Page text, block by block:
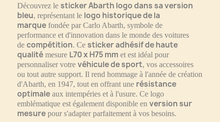
Découvrez le sticker Abarth logo dans sa version
bleu, représentant le logo historique de la
marque fondée par Carlo Abarth, symbole de
performance et d'innovation dans le monde des voitures
de compétition. Ce sticker adhésif de haute
qualité mesure L70 x H75 mm et est idéal pour
personnaliser votre véhicule de sport, vos accessoires
ou tout autre support. Il rend hommage à l'année de création
d'Abarth, en 1947, tout en offrant une résistance
optimale aux intempéries et à l'usure. Ce logo
emblématique est également disponible en version sur
mesure pour s'adapter parfaitement à vos besoins.